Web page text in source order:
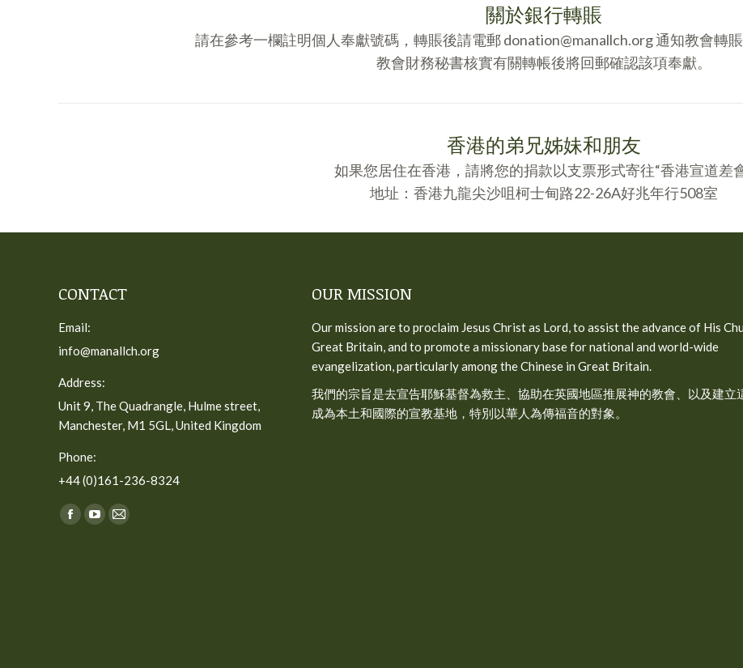
關於銀行轉賬
請在參考一欄註明個人奉獻號碼，轉賬後請電郵 donation@manallch.org 通知教會轉
教會財務秘書核實有關轉帳後將回郵確認該項奉獻。
香港的弟兄姊妹和朋友
如果您居住在香港，請將您的捐款以支票形式寄往“香港宣道差
地址：香港九龍尖沙咀柯士甸路22-26A好兆年行508室
CONTACT
Email:
info@manallch.org
Address:
Unit 9, The Quadrangle, Hulme street,
Manchester, M1 5GL, United Kingdom
Phone:
+44 (0)161-236-8324
Find us on:
Facebook
YouTube
Mail
OUR MISSION
Our mission are to proclaim Jesus Christ as Lord, to assist the advance of His
Great Britain, and to promote a missionary base for national and world-wide
evangelization, particularly among the Chinese in Great Britain.
我們的宗旨是去宣告耶穌基督為救主、協助在英國地區推展神的教會、以及建立
成為本土和國際的宣教基地，特別以華人為傳福音的對象。